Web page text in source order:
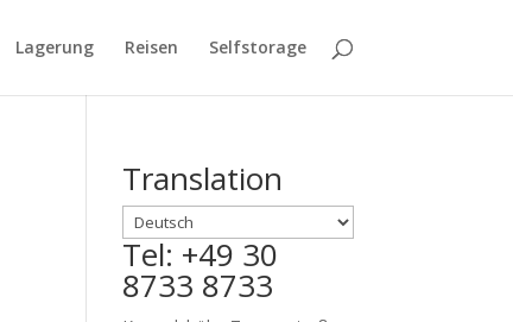
Lagerung Reisen Selfstorage
Translation
Tel: +49 30
8733 8733